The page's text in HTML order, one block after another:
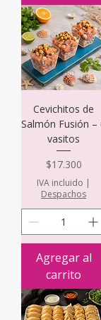
Cevichitos de
Salmón Fusión –
vasitos
Precio
$17.300
IVA incluido |
Despachos
Agregar al
carrito